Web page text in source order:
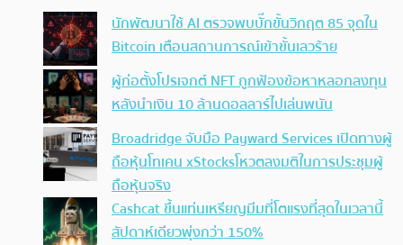
นักพัฒนาใช้ AI ตรวจพบบั๊กขั้นวิกฤต 85 จุดใน
Bitcoin เตือนสถานการณ์เข้าขั้นเลวร้าย
ผู้ก่อตั้งโปรเจกต์ NFT ถูกฟ้องข้อหาหลอกลงทุน
หลังนำเงิน 10 ล้านดอลลาร์ไปเล่นพนัน
Broadridge จับมือ Payward Services เปิดทางผู้
ถือหุ้นโทเคน xStocksโหวตลงมติในการประชุมผู้
ถือหุ้นจริง
Cashcat ขึ้นแท่นเหรียญมีมที่โตแรงที่สุดในเวลานี้
สัปดาห์เดียวพุ่งกว่า 150%